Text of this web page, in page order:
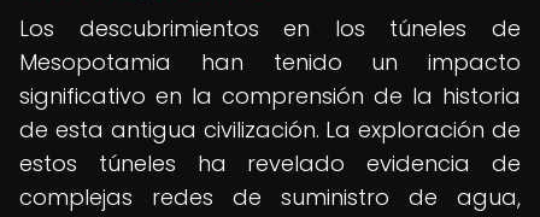
Los descubrimientos en los túneles de
Mesopotamia han tenido un impacto
significativo en la comprensión de la historia
de esta antigua civilización. La exploración de
estos túneles ha revelado evidencia de
complejas redes de suministro de agua,